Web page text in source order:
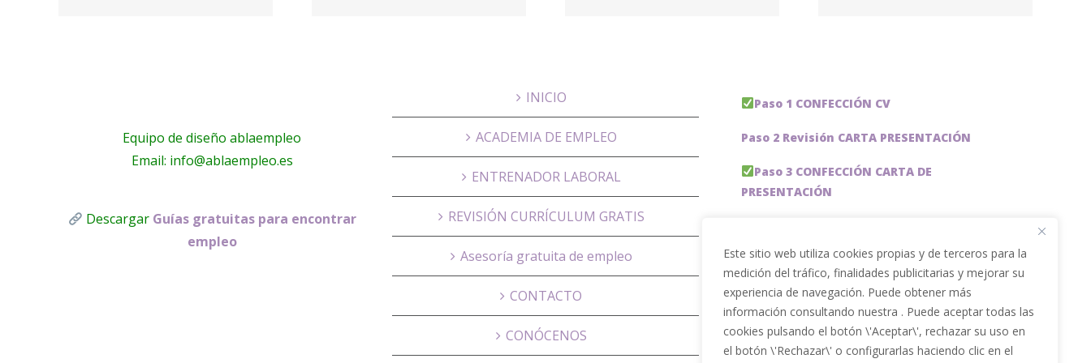
Este sitio web utiliza cookies propias y de terceros para la
medición del tráfico, finalidades publicitarias y mejorar su
experiencia de navegación. Puede obtener más
información consultando nuestra . Puede aceptar todas las
cookies pulsando el botón \'Aceptar\', rechazar su uso en
el botón \'Rechazar\' o configurarlas haciendo clic en el
Equipo de diseño ablaempleo
Email: info@ablaempleo.es
Descargar Guías gratuitas para encontrar
empleo
INICIO
ACADEMIA DE EMPLEO
ENTRENADOR LABORAL
REVISIÓN CURRÍCULUM GRATIS
Asesoría gratuita de empleo
CONTACTO
CONÓCENOS
Paso 1 CONFECCIÓN CV
Paso 2 Revisión CARTA PRESENTACIÓN
Paso 3 CONFECCIÓN CARTA DE
PRESENTACIÓN
Paso 5 OPTIMIZACIÓN PERFIL LINKEDIN
PACKS DE AHORRO
JOBAI, ASISTENTE DE IA PARA BUSCAR EMPLEO